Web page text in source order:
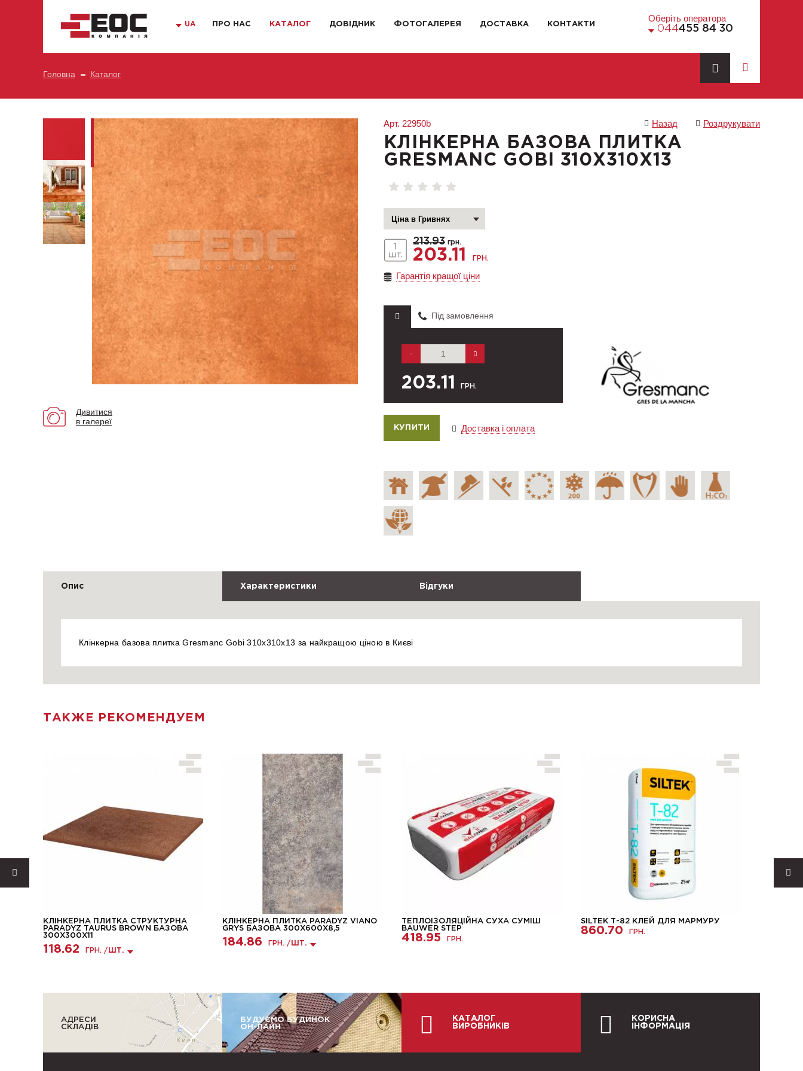
UA ПРО НАС КАТАЛОГ ДОВІДНИК ФОТОГАЛЕРЕЯ ДОСТАВКА КОНТАКТИ
Оберіть оператора
044455 84 30
Головна Каталог
Дивитися
в галереї
Арт. 22950b Назад Роздрукувати
КЛІНКЕРНА БАЗОВА ПЛИТКА
GRESMANC GOBI 310X310X13
213.93 грн.
203.11 ГРН.
Гарантія кращої ціни
Під замовлення
203.11 ГРН.
Доставка і оплата
Опис Характеристики Відгуки
Клінкерна базова плитка Gresmanc Gobi 310x310x13 за найкращою ціною в Києві
ТАКЖЕ РЕКОМЕНДУЕМ
КЛІНКЕРНА ПЛИТКА СТРУКТУРНА
PARADYZ TAURUS BROWN БАЗОВА
300X300X11
118.62 ГРН. / ШТ.
КЛІНКЕРНА ПЛИТКА PARADYZ VIANO
GRYS БАЗОВА 300X600X8,5
184.86 ГРН. / ШТ.
ТЕПЛОІЗОЛЯЦІЙНА СУХА СУМІШ
BAUWER STEP
418.95 ГРН.
SILTEK Т-82 КЛЕЙ ДЛЯ МАРМУРУ
860.70 ГРН.
АДРЕСИ
СКЛАДІВ
БУДУЄМО БУДИНОК
ОН-ЛАЙН
КАТАЛОГ
ВИРОБНИКІВ
КОРИСНА
ІНФОРМАЦІЯ